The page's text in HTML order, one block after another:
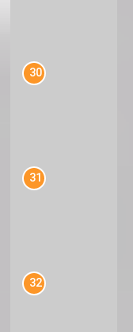
30
31
32